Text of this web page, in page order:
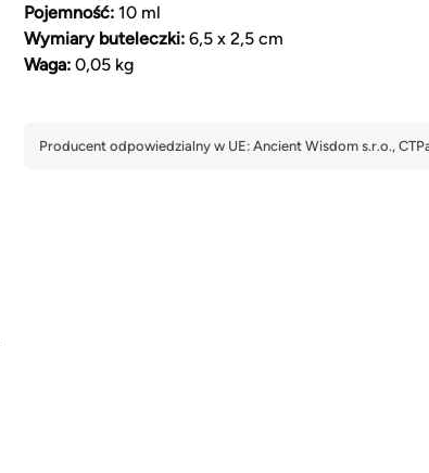
Pojemność: 10 ml
Wymiary buteleczki: 6,5 x 2,5 cm
Waga: 0,05 kg